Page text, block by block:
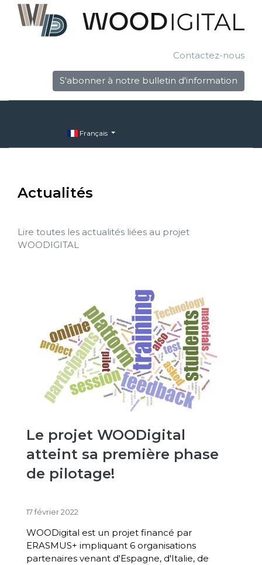
Contactez-nous
S'abonner à notre bulletin d'information
Français
Actualités
Lire toutes les actualités liées au projet
WOODIGITAL
Le projet WOODigital
atteint sa première phase
de pilotage!
17 février 2022
WOODigital est un projet financé par
ERASMUS+ impliquant 6 organisations
partenaires venant d'Espagne, d'Italie, de